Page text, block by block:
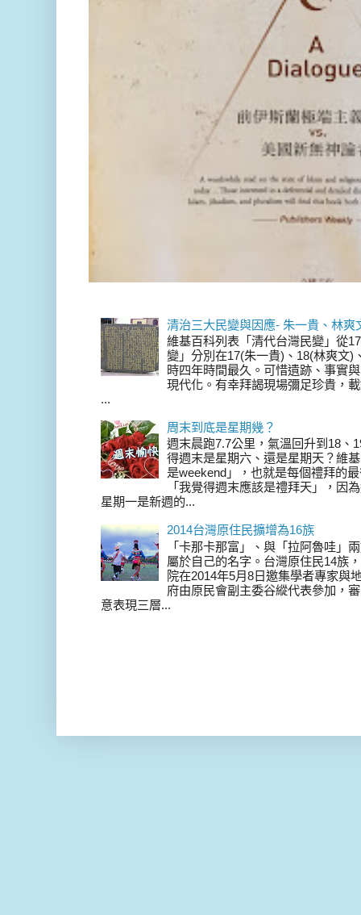
清治三大民變與因應- 朱一貴、林爽
維基百科列表「清代台灣民變」從
變」分別在17(朱一貴)、18(林爽文)
時四年時間最久。可惜遺跡、事實
現代化。有幸拜謁現場彌足珍貴，
...
周末到底是星期幾？
週末晨跑7.7公里，氣溫回升到18、
得週末是星期六、還是星期天？維
是weekend」，也就是每個禮拜的
「我覺得週末應該是禮拜天」，因
星期一是新週的...
2014台灣原住民擴增為16族
「卡那卡那富」、與「拉阿魯哇」
屬於自己的名字。台灣原住民14族
院在2014年5月8日邀集學者專家與
府由原民會副主委谷縱代表參加，
意表現三層...